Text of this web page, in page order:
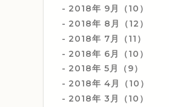
2018年 9月（10）
2018年 8月（12）
2018年 7月（11）
2018年 6月（10）
2018年 5月（9）
2018年 4月（10）
2018年 3月（10）